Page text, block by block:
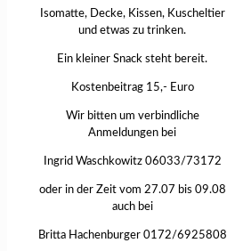
Isomatte, Decke, Kissen, Kuscheltier
und etwas zu trinken.
Ein kleiner Snack steht bereit.
Kostenbeitrag 15,- Euro
Wir bitten um verbindliche
Anmeldungen bei
Ingrid Waschkowitz 06033/73172
oder in der Zeit vom 27.07 bis 09.08
auch bei
Britta Hachenburger 0172/6925808